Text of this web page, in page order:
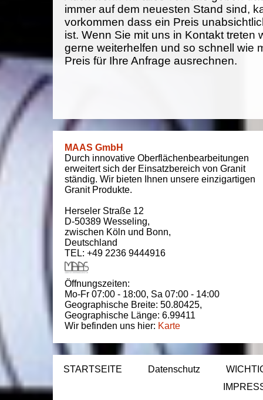
immer auf dem neuesten Stand sind,
vorkommen dass ein Preis
ist. Wenn Sie mit uns in Kontakt treten
gerne weiterhelfen und so schnell wie
Preis für Ihre Anfrage ausrechnen.
MAAS GmbH
Durch innovative Oberflächenbearbeitungen
erweitert sich der Einsatzbereich von Granit
ständig. Wir bieten Ihnen unsere einzigartigen
Granit Produkte.
Herseler Straße 12
D-50389 Wesseling,
zwischen Köln und Bonn,
Deutschland
TEL: +49 2236 9444916
Öffnungszeiten:
Mo-Fr 07:00 - 18:00, Sa 07:00 - 14:00
Geographische Breite: 50.80425,
Geographische Länge: 6.99411
Wir befinden uns hier: Karte
STARTSEITE Datenschutz